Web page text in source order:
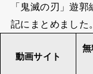
「鬼滅の刃」遊
記にまとめました
動画サイト